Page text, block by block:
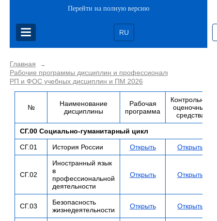
Перейти на полную версию
RU
Главная →
Рабочие программы дисциплин и профессиональных модулей
РП и ФОС учебных дисциплин и ПМ 2026
№
Наименование
дисциплины
Рабочая
программа
Контрольно-
оценочные
средства
СГ.00 Социально-гуманитарный цикл
СГ.01 История России Открыть Открыть
СГ.02
Иностранный язык
в
профессиональной
деятельности
Открыть Открыть
СГ.03
Безопасность
жизнедеятельности
Открыть Открыть